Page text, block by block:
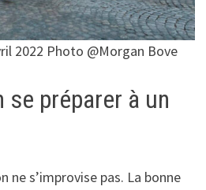
2022 Photo @Morgan Bove
se préparer à un
ne s’improvise pas. La bonne